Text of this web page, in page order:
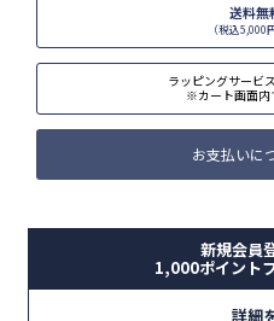
送料無
（税込5,000
ラッピングサービ
※カート画面内
お支払いに
新規会員
1,000ポイント
詳細